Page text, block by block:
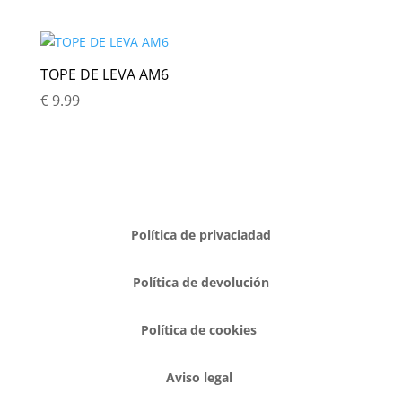
TOPE DE LEVA AM6
€9.99
Política de privaciadad
Política de devolución
Política de cookies
Aviso legal